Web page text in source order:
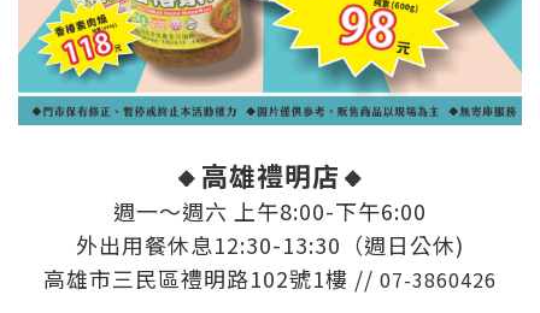
🔸高雄禮明店🔸
週一～週六 上午8:00-下午6:00
外出用餐休息12:30-13:30（週日公休)
高雄市三民區禮明路102號1樓 // 07-3860426